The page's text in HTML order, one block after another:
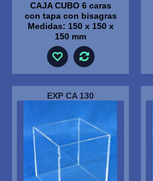
CAJA CUBO 6 caras
con tapa con bisagras
Medidas: 150 x 150 x
150 mm
EXP CA 130